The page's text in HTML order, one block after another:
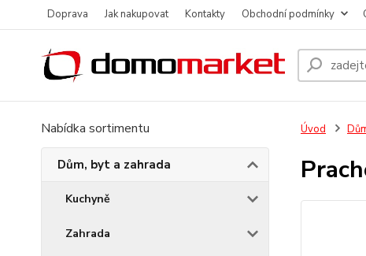
Doprava Jak nakupovat Kontakty Obchodní podmínky
Nabídka sortimentu
Dům, byt a zahrada
Kuchyně
Zahrada
Úvod